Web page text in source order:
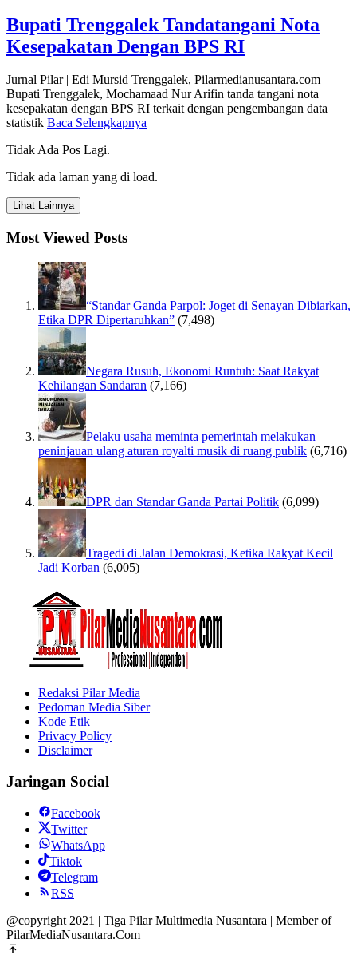
Bupati Trenggalek Tandatangani Nota
Kesepakatan Dengan BPS RI
Jurnal Pilar | Edi Mursid Trenggalek, Pilarmedianusantara.com –
Bupati Trenggalek, Mochamaad Nur Arifin tanda tangani nota
kesepakatan dengan BPS RI terkait dengan pengembangan data
statistik Baca Selengkapnya
Tidak Ada Pos Lagi.
Tidak ada laman yang di load.
Lihat Lainnya
Most Viewed Posts
“Standar Ganda Parpol: Joget di Senayan Dibiarkan,
Etika DPR Dipertaruhkan” (7,498)
Negara Rusuh, Ekonomi Runtuh: Saat Rakyat
Kehilangan Sandaran (7,166)
Pelaku usaha meminta pemerintah melakukan
peninjauan ulang aturan royalti musik di ruang publik (6,716)
DPR dan Standar Ganda Partai Politik (6,099)
Tragedi di Jalan Demokrasi, Ketika Rakyat Kecil
Jadi Korban (6,005)
Redaksi Pilar Media
Pedoman Media Siber
Kode Etik
Privacy Policy
Disclaimer
Jaringan Social
Facebook
Twitter
WhatsApp
Tiktok
Telegram
RSS
@copyright 2021 | Tiga Pilar Multimedia Nusantara | Member of
PilarMediaNusantara.Com